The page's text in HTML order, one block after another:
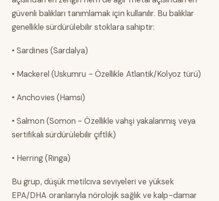
güvenli balıkları tanımlamak için kullanılır. Bu balıklar
genellikle sürdürülebilir stoklara sahiptir:
• Sardines (Sardalya)
• Mackerel (Uskumru - Özellikle Atlantik/Kolyoz türü)
• Anchovies (Hamsi)
• Salmon (Somon - Özellikle vahşi yakalanmış veya
sertifikalı sürdürülebilir çiftlik)
• Herring (Ringa)
Bu grup, düşük metilcıva seviyeleri ve yüksek
EPA/DHA oranlarıyla nörolojik sağlık ve kalp-damar